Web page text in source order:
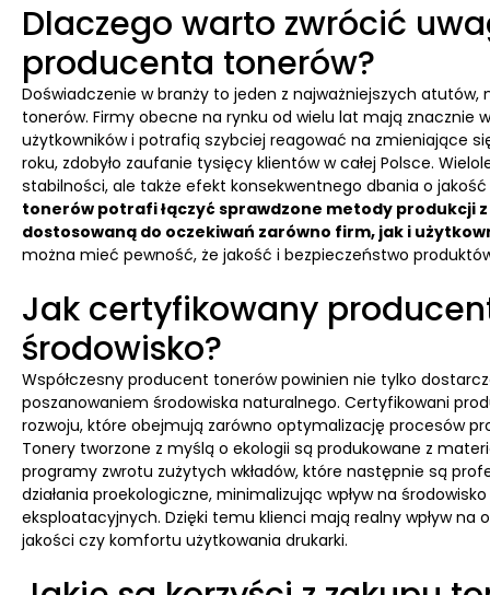
Dlaczego warto zwrócić
producenta tonerów?
Doświadczenie w branży to jeden z najważniejszych
tonerów. Firmy obecne na rynku od wielu lat mają znacznie
użytkowników i potrafią szybciej reagować na zmieniające
roku, zdobyło zaufanie tysięcy klientów w całej Polsce.
stabilności, ale także efekt konsekwentnego dbania o
tonerów potrafi łączyć sprawdzone metody produkcji
dostosowaną do oczekiwań zarówno firm, jak i
można mieć pewność, że jakość i bezpieczeństwo
Jak certyfikowany
środowisko?
Współczesny producent tonerów powinien nie tylko
poszanowaniem środowiska naturalnego. Certyfikowani
rozwoju, które obejmują zarówno optymalizację procesów
Tonery tworzone z myślą o ekologii są produkowane z
programy zwrotu zużytych wkładów, które następnie są
działania proekologiczne, minimalizując wpływ na
eksploatacyjnych. Dzięki temu klienci mają realny wpływ
jakości czy komfortu użytkowania drukarki.